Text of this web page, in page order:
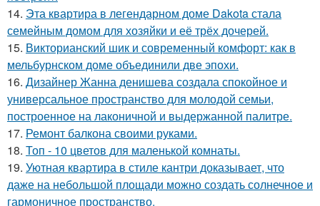
14. Эта квартира в легендарном доме Dakota стала
семейным домом для хозяйки и её трёх дочерей.
15. Викторианский шик и современный комфорт: как в
мельбурнском доме объединили две эпохи.
16. Дизайнер Жанна денишева создала спокойное и
универсальное пространство для молодой семьи,
построенное на лаконичной и выдержанной палитре.
17. Ремонт балкона своими руками.
18. Топ - 10 цветов для маленькой комнаты.
19. Уютная квартира в стиле кантри доказывает, что
даже на небольшой площади можно создать солнечное и
гармоничное пространство.